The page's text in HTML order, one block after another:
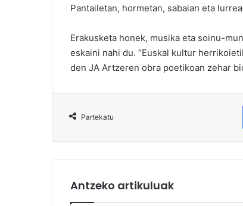
Pantailetan, hormetan, sabaian eta
Erakusketa honek, musika eta soinu-
eskaini nahi du. “Euskal kultur
den JA Artzeren obra poetikoan zehar
Partekatu
Antzeko artikuluak